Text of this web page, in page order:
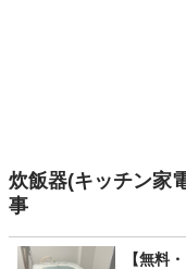
炊飯器(キッチン家
事
【無料